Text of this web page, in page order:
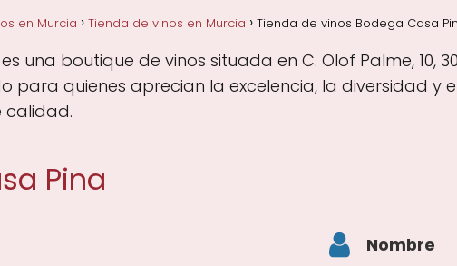
en Murcia Tienda de vinos en Murcia Tienda de vinos Bodega Casa
una boutique de vinos situada en C. Olof Palme, 10,
para quienes aprecian la excelencia, la diversidad y
calidad.
Pina
Nombre